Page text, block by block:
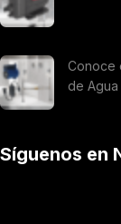
Conoce
de
Síguenos en